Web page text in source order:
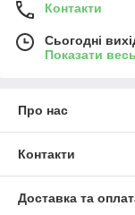
Контакти
Сьогодні
Показати
Про нас
Контакти
Доставка та